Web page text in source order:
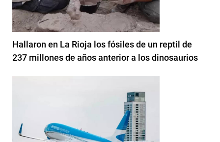
Hallaron en La Rioja los fósiles de un reptil de
237 millones de años anterior a los dinosaurios